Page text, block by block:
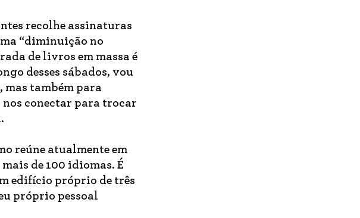
recolhe assinaturas
“diminuição no
de livros em massa é
desses sábados, vou
mas também para
conectar para trocar
reúne atualmente em
de 100 idiomas. É
edifício próprio de três
próprio pessoal